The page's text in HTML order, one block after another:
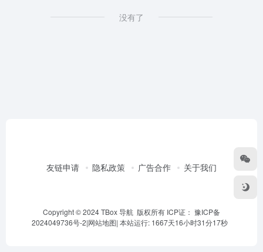
没有了
友链申请 隐私政策 广告合作 关于我们
Copyright © 2024 TBox 导航 版权所有 ICP证： 豫ICP备
2024049736号-2|网站地图| 本站运行: 1667天16小时31分17秒